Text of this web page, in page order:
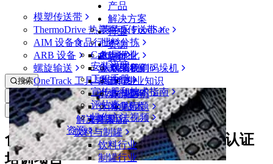
产品
模塑传送带
ThermoDrive 热塑驱动传送带
AIM 设备
ARB 设备
螺旋输送
OneTrack 工具与组件
解决方案
英特乐 FoodSafe
批料分拣
布局优化
从包装机到码垛机
专业知识
服务
技术
解决方案
行业
食品行业
禽肉行业
鱼类和海鲜
果蔬行业
烘焙行业
休闲食品
乳制品
饮料与制罐
饮料行业
制罐行业
资源
CalcLab
安装说明
工程手册
宣传册和技术指南
评估表
操作方法视频
资源
支持
联系我们
保证
政策声明
常见问题
支持
搜索
打开菜单
新闻&媒体
食品安全学院 (CFS) 推出卫生设计认证
培训项目